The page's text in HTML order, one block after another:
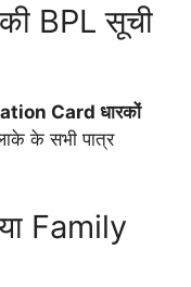
BPL सूची
Card धारकों
के सभी पात्र
Family